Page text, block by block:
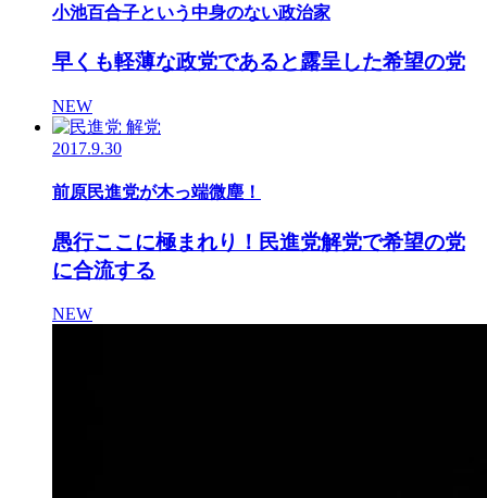
小池百合子という中身のない政治家
早くも軽薄な政党であると露呈した希望の党
NEW
2017.9.30
前原民進党が木っ端微塵！
愚行ここに極まれり！民進党解党で希望の党
に合流する
NEW